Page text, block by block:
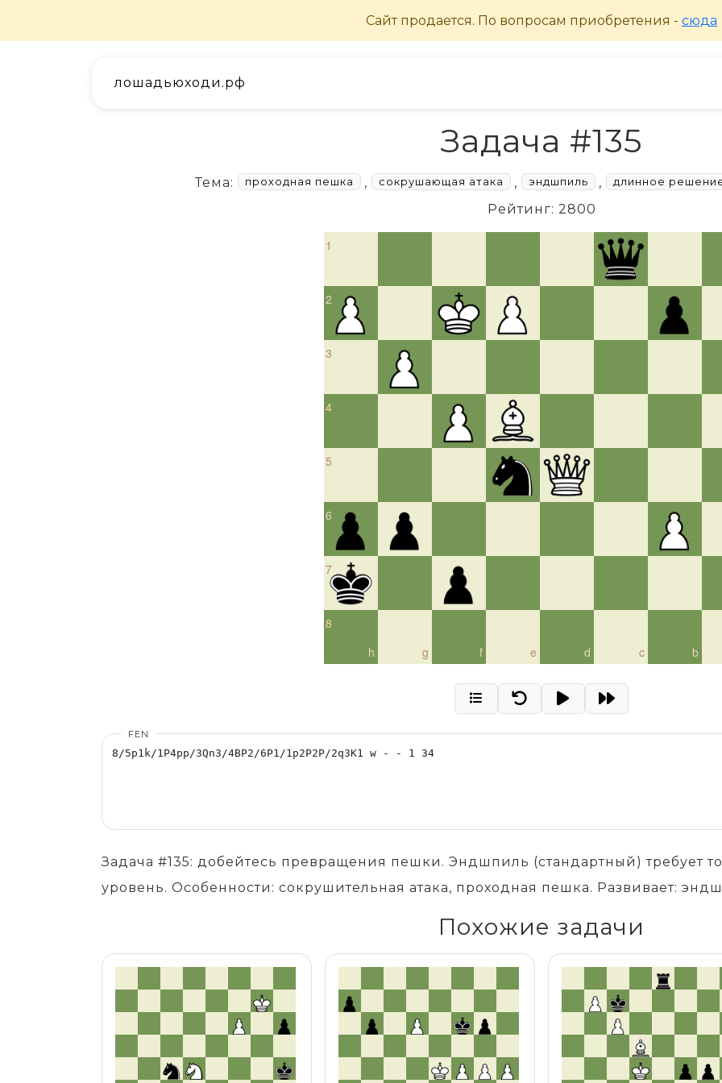
лошадьюходи.рф
Задача #135
Тема: проходная пешка , сокрушающая атака , эндшпиль , длинное
Рейтинг: 2800
1
2
3
4
5
6
7
h
8
g
f e d c b
FEN
Задача #135: добейтесь превращения пешки. Эндшпиль (стандартный) требует
уровень. Особенности: сокрушительная атака, проходная пешка. Развивает:
Похожие задачи